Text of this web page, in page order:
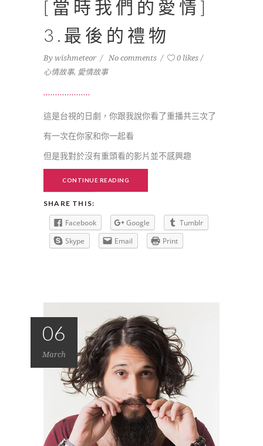
[當時我們的愛情]
3.最後的禮物
By wishmeteor No comments
0 likes
心情故事, 愛情故事
這是台視的日劇，你跟我說你看了重播共三次了
有一次在你家和你一起看
但是我對於沒有重頭看的影片並不感興趣
CONTINUE READING
SHARE THIS:
Facebook Google
Tumblr
Skype
Email Print
06
March